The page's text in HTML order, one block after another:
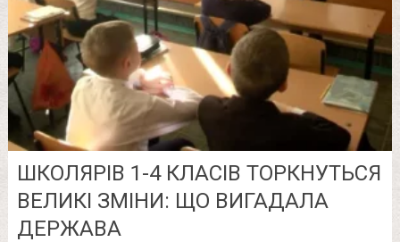
ШКОЛЯРІВ 1-4 КЛАСІВ ТОРКНУТЬСЯ
ВЕЛИКІ ЗМІНИ: ЩО ВИГАДАЛА
ДЕРЖАВА